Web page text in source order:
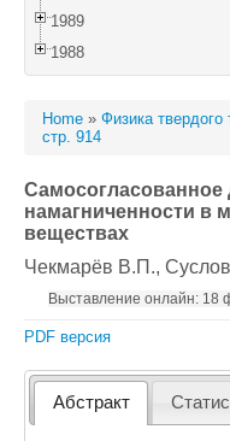
1989
1988
Home » Физика твердого
стр. 914
Самосогласованное
намагниченности в
веществах
Чекмарёв В.П.,
Выставление онлайн: 18
PDF версия
Абстракт